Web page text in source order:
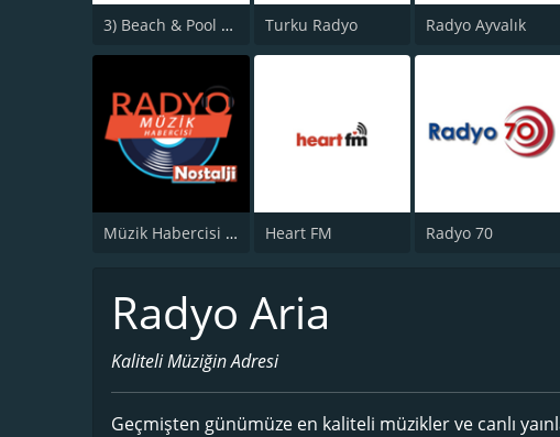
3) Beach & Pool Bars D-Hotel Maris Turku Radyo Radyo Ayvalık
Müzik Habercisi Nostalji Heart FM Radyo 70
Radyo Aria
Kaliteli Müziğin Adresi
Geçmişten günümüze en kaliteli müzikler ve canlı